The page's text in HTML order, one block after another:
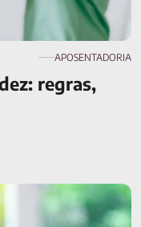
APOSENTADORIA
regras,
do Instituto de
saber para a